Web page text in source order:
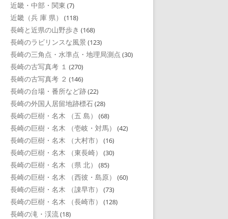
近畿・中部・関東 (7)
近畿（兵 庫 県） (118)
長崎と近県の山野歩き (168)
長崎のラビリンスな風景 (123)
長崎の三角点・水準点・地理局測点 (30)
長崎の古写真考 １ (270)
長崎の古写真考 ２ (146)
長崎の台場・番所など跡(22)
長崎の外国人居留地跡標石(28)
長崎の巨樹・名木 （五 島） (68)
長崎の巨樹・名木 （壱岐・対馬） (42)
長崎の巨樹・名木 （大村市） (16)
長崎の巨樹・名木 （東長崎） (30)
長崎の巨樹・名木 （県 北） (85)
長崎の巨樹・名木 （西彼・島原） (60)
長崎の巨樹・名木 （諌早市） (73)
長崎の巨樹・名木 （長崎市） (128)
長崎の滝・渓流(18)